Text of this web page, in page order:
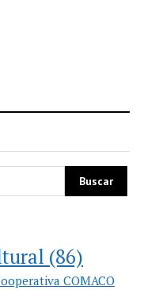
(86)
COMACO